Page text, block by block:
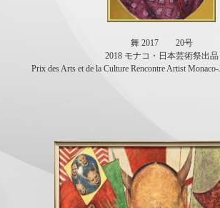
舞 2017 20号
2018 モナコ・日本芸術祭出品
Prix des Arts et de la Culture Rencontre Artist